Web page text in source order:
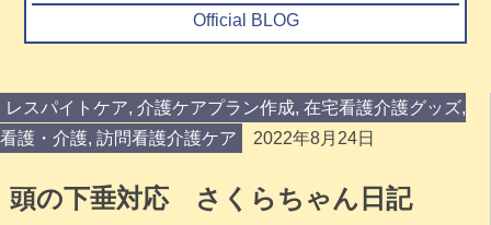
Official BLOG
レスパイトケア, 介護ケアプラン作成, 在宅看護介護グッズ,
看護・介護, 訪問看護介護ケア 2022年8月24日
頭の下垂対応 さくらちゃん日記